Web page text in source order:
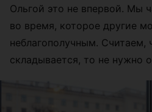
Ольгой это не впервой. Мы
во время, которое другие
неблагополучным. Считаем,
складывается, то не нужно